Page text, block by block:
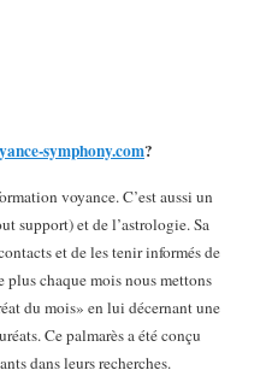
symphony.com?
voyance. C’est aussi un
support) et de l’astrologie. Sa
et de les tenir informés de
chaque mois nous mettons
du mois» en lui décernant une
Ce palmarès a été conçu
dans leurs recherches.